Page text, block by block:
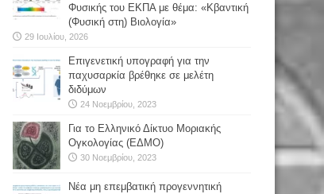
Φυσικής του ΕΚΠΑ με θέμα: «Κβαντική
(Φυσική στη) Βιολογία»
29 Ιουλίου, 2026
Επιγενετική υπογραφή για την
παχυσαρκία βρέθηκε σε μελέτη
διδύμων
24 Νοεμβρίου, 2023
Για το Ελληνικό Δίκτυο Μοριακής
Ογκολογίας (ΕΔΜΟ)
30 Νοεμβρίου, 2023
Νέα μη επεμβατική προγεννητική